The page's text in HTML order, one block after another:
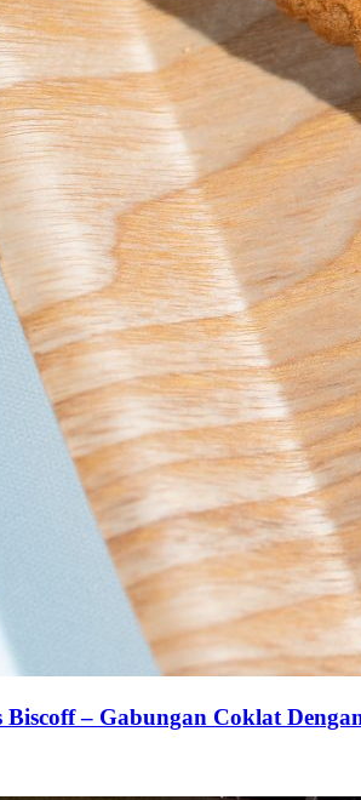
– Gabungan Coklat